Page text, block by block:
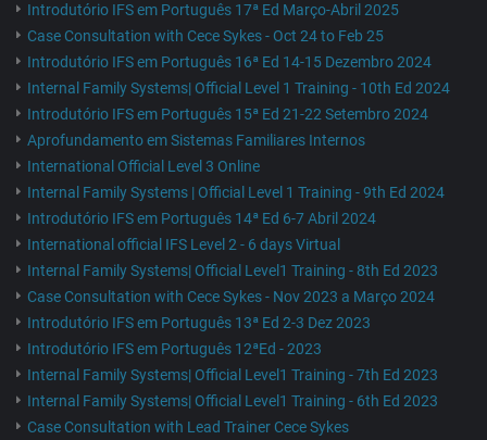
Introdutório IFS em Português 17ª Ed Março-Abril 2025
Case Consultation with Cece Sykes - Oct 24 to Feb 25
Introdutório IFS em Português 16ª Ed 14-15 Dezembro 2024
Internal Family Systems| Official Level 1 Training - 10th Ed 2024
Introdutório IFS em Português 15ª Ed 21-22 Setembro 2024
Aprofundamento em Sistemas Familiares Internos
International Official Level 3 Online
Internal Family Systems | Official Level 1 Training - 9th Ed 2024
Introdutório IFS em Português 14ª Ed 6-7 Abril 2024
International official IFS Level 2 - 6 days Virtual
Internal Family Systems| Official Level1 Training - 8th Ed 2023
Case Consultation with Cece Sykes - Nov 2023 a Março 2024
Introdutório IFS em Português 13ª Ed 2-3 Dez 2023
Introdutório IFS em Português 12ªEd - 2023
Internal Family Systems| Official Level1 Training - 7th Ed 2023
Internal Family Systems| Official Level1 Training - 6th Ed 2023
Case Consultation with Lead Trainer Cece Sykes